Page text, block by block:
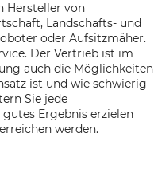
Hersteller von
Landschafts- und
oder Aufsitzmäher.
Der Vertrieb ist im
auch die Möglichkeiten
ist und wie schwierig
Sie jede
Ergebnis erzielen
werden.